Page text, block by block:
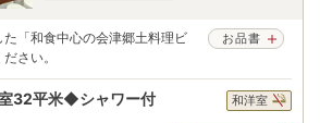
「和食中心の会津郷土料理ビ
さい。
お品書
32平米◆シャワー付 和洋室